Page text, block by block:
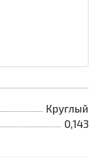
Круглый
0,143